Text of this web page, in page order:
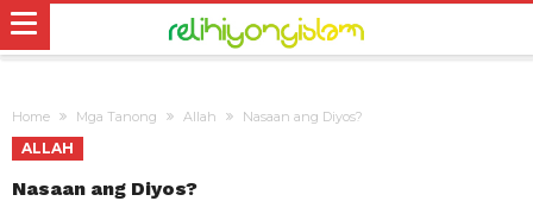
Home Mga Tanong Allah Nasaan ang Diyos?
ALLAH
Nasaan ang Diyos?